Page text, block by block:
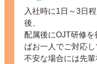
入社時に1日～3日
後、
配属後にOJT研修
ばお一人でご対応し
不安な場合には先